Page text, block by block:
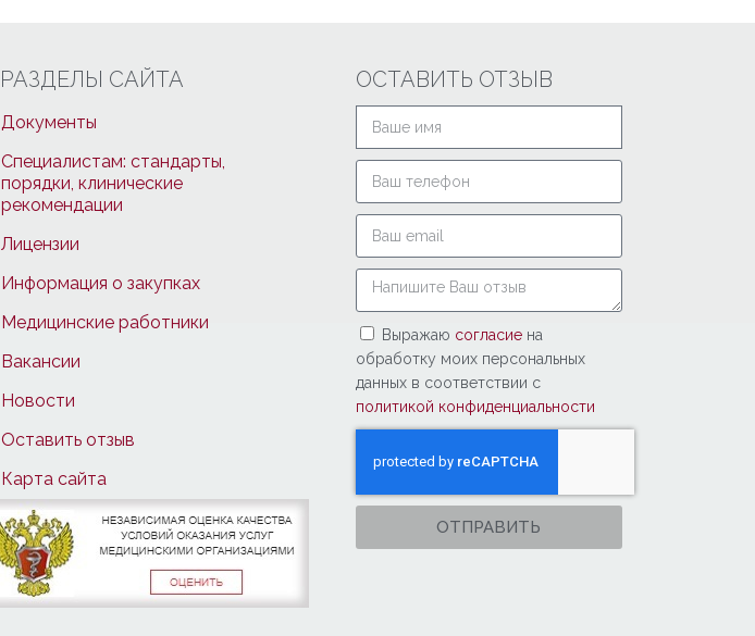
РАЗДЕЛЫ САЙТА
Документы
Специалистам: стандарты,
порядки, клинические
рекомендации
Лицензии
Информация о закупках
Медицинские работники
Вакансии
Новости
Оставить отзыв
Карта сайта
ОСТАВИТЬ ОТЗЫВ
Выражаю согласие на
обработку моих персональных
данных в соответствии с
политикой конфиденциальности
ОТПРАВИТЬ